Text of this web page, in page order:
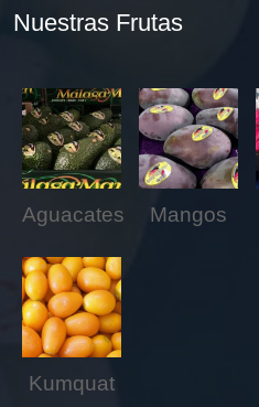
Nuestras Frutas
Aguacates Mangos
Kumquat